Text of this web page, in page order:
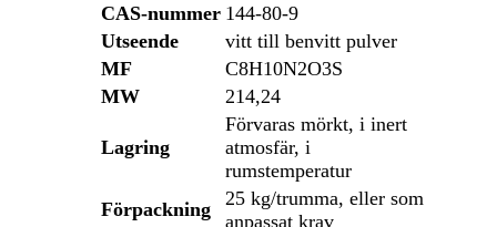
CAS-nummer 144-80-9
Utseende
vitt till benvitt pulver
MF
C8H10N2O3S
MW
214,24
Lagring
Förvaras mörkt, i inert
atmosfär, i
rumstemperatur
Förpackning
25 kg/trumma, eller som
anpassat krav